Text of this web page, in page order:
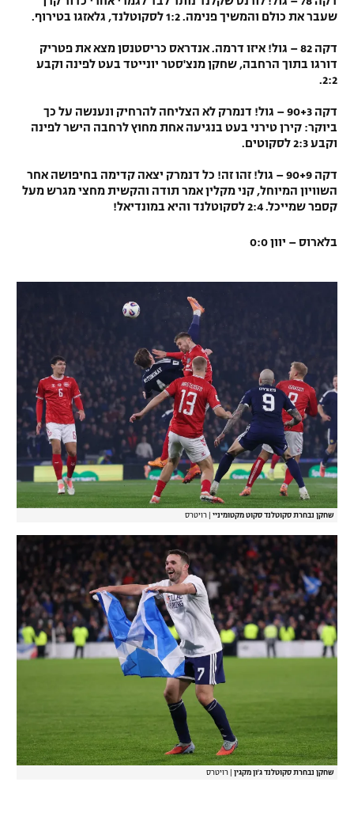
שעבר את כולם והמשיך פנימה. 1:2 לסקוטלנד, גלאזגו בטירוף.
דקה 82 – גול! איזו דרמה. אנדראס כריסטנסן מצא את פטריק
דורגו בתוך הרחבה, שחקן מנצ'סטר יונייטד בעט לפינה וקבע
2:2.
דקה 90+3 – גול! דנמרק לא הצליחה להרחיק ונענשה על כך
ביוקר: קירן טירני בעט בנגיעה אחת מחוץ לרחבה הישר לפינה
וקבע 2:3 לסקוטים.
דקה 90+9 – גול! זהו זה! כל דנמרק יצאה קדימה בחיפושה אחר
השוויון המיוחל, קני מקלין אמר תודה והקשית מחצי מגרש מעל
קספר שמייכל. 2:4 לסקוטלנד והיא במונדיאל!
בלארוס – יוון 0:0
שחקן נבחרת סקוטלנד סקוט מקטומיניי רויטרס
שחקן נבחרת סקוטלנד ג'ון מקגין רויטרס